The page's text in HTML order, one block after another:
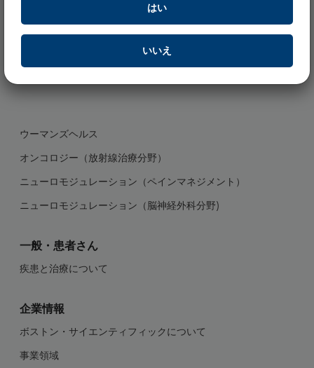
員会に提出した内容などによりマイナスの影響を受ける場合
プレスリリースページを表示しますか？
はい
いいえ
エンドスコピー（消化器分野）
エンドスコピー（呼吸器分野）
ウーマンズヘルス
オンコロジー（放射線治療分野）
ニューロモジュレーション（ペインマネジメント）
ニューロモジュレーション（脳神経外科分野)
一般・患者さん
疾患と治療について
企業情報
ボストン・サイエンティフィックについて
事業領域